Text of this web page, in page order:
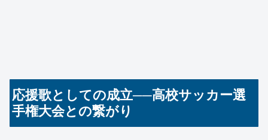
応援歌としての成立──高校サッカー選
手権大会との繋がり